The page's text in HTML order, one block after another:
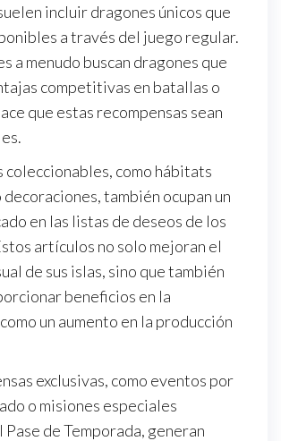
incluir dragones únicos que
a través del juego regular.
a menudo buscan dragones que
competitivas en batallas o
que estas recompensas sean
coleccionables, como hábitats
también ocupan un
en las listas de deseos de los
artículos no solo mejoran el
de sus islas, sino que también
beneficios en la
un aumento en la producción
exclusivas, como eventos por
o misiones especiales
Pase de Temporada, generan